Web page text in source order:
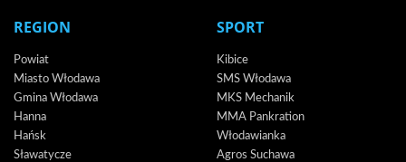
REGION
Powiat
Miasto Włodawa
Gmina Włodawa
Hanna
Hańsk
Sławatycze
SPORT
Kibice
SMS Włodawa
MKS Mechanik
MMA Pankration
Włodawianka
Agros Suchawa